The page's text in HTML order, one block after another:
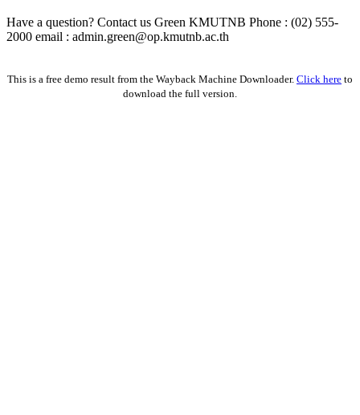
Have a question? Contact us Green KMUTNB Phone : (02) 555-
2000 email : admin.green@op.kmutnb.ac.th
This is a free demo result from the Wayback Machine Downloader. Click here to
download the full version.